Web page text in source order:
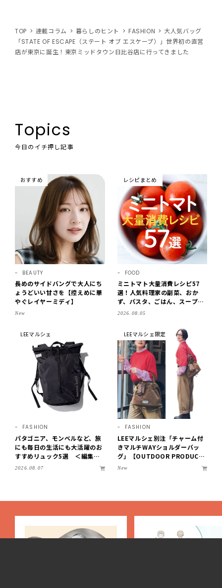
TOP 連載コラム 暮らしのヒント FASHION
大人気バッグ
「STATE OF ESCAPE（ステート オブ エスケープ）」世界初の直営
店が東京に誕生！東京ミッドタウン日比谷店に行ってきました
Topics
今日のイチ押し記事
おすすめ
BEAUTY
長めのサイドバングで大人にち
ょうどいい甘さを【控えめに華
やぐレイヤーミディ】
New
レシピまとめ
FOOD
ミニトマト大量消費レシピ57
選！人気料理家の副菜、おか
ず、パスタ、ごはん、スープま
で【保存版】
2026.08.05
LEEマルシェ
FASHION
パタゴニア、モンベルなど、旅
にも毎日の生活にも大活躍のお
すすめリュック5選 ＜編集部
セレクト＞【LEEマルシェ】
2026.08.07
LEEマルシェ限定
FASHION
LEEマルシェ別注「チャーム付
きマルチWAYショルダーバッ
グ」【OUTDOOR PRODUCT
S ×LEE100人隊】第3弾はリッ
New